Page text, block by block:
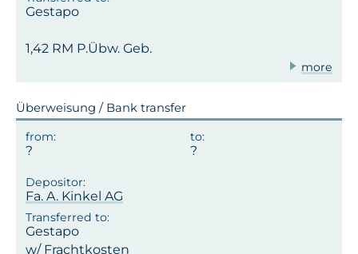
Gestapo
1,42 RM P.Übw. Geb.
more
Überweisung / Bank transfer
Fa. A. Kinkel AG
Gestapo
w/ Frachtkosten